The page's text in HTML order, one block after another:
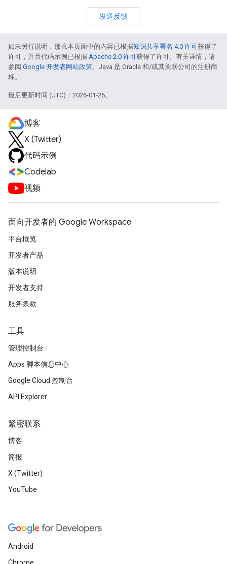
发送反馈
如未另行说明，那么本页面中的内容已根据知识共享署名 4.0 许可获得了
许可，并且代码示例已根据 Apache 2.0 许可获得了许可。有关详情，请
参阅 Google 开发者网站政策。Java 是 Oracle 和/或其关联公司的注册商
标。
最后更新时间 (UTC)：2026-01-26。
博客
X (Twitter)
代码示例
Codelab
视频
面向开发者的 Google Workspace
平台概览
开发者产品
版本说明
开发者支持
服务条款
工具
管理控制台
Apps 脚本信息中心
Google Cloud 控制台
API Explorer
紧密联系
博客
简报
X (Twitter)
YouTube
Android